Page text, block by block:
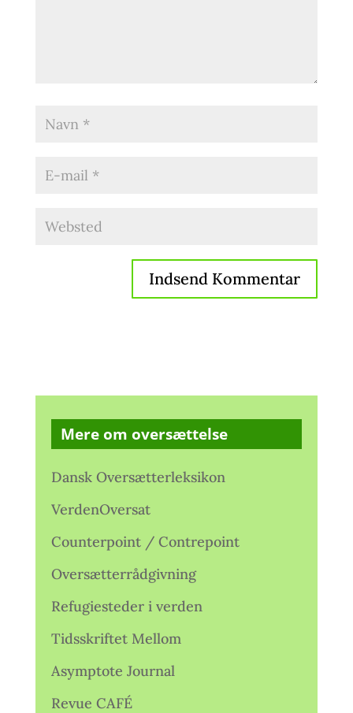
Mere om oversættelse
Dansk Oversætterleksikon
VerdenOversat
Counterpoint / Contrepoint
Oversætterrådgivning
Refugiesteder i verden
Tidsskriftet Mellom
Asymptote Journal
Revue CAFÉ